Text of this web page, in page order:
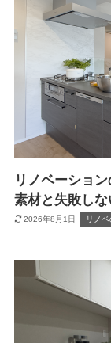
リノベーショ
素材と失敗し
2026年8月1日 リノ